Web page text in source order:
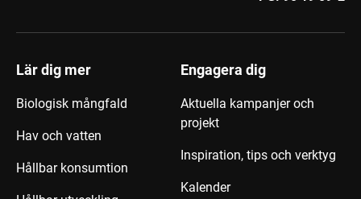
Lär dig mer
Biologisk mångfald
Hav och vatten
Hållbar konsumtion
Engagera dig
Aktuella kampanjer och
projekt
Inspiration, tips och verktyg
Kalender